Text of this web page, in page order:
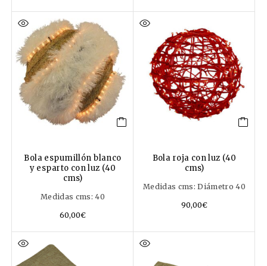
Bola espumillón blanco
y esparto con luz (40
cms)
Medidas cms: 40
60,00€
Bola roja con luz (40
cms)
Medidas cms: Diámetro 40
90,00€